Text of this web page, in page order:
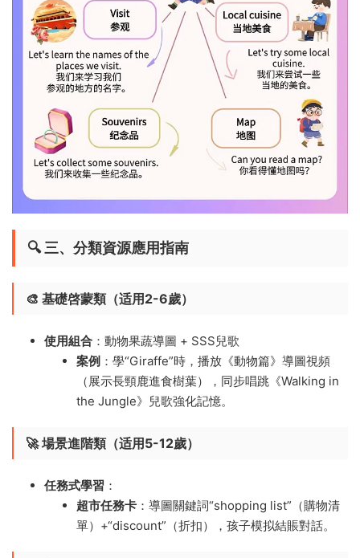
🔍 三、分類資源應用指南
🎨 基礎啓蒙類（适用2-6歲）​
使用組合 ​：動物果蔬導圖 + SSS兒歌
案例 ​：學“Giraffe”時，播放《動物篇》導圖視頻
（展示長頸鹿進食樹葉），同步唱跳《Walking in
the Jungle》兒歌強化記憶。
🚀 場景進階類（适用5-12歲）​
任務式學習 ​：
超市任務卡 ​：導圖關鍵詞“shopping list”（購物清
單）+“discount”（折扣），孩子模拟結賬對話。